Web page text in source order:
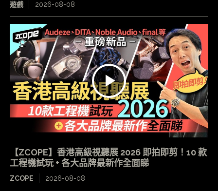
遊戲 2026-08-08
【ZCOPE】香港高級視聽展 2026 即拍即剪！10 款
工程機試玩 + 各大品牌最新作全面睇
ZCOPE 2026-08-08